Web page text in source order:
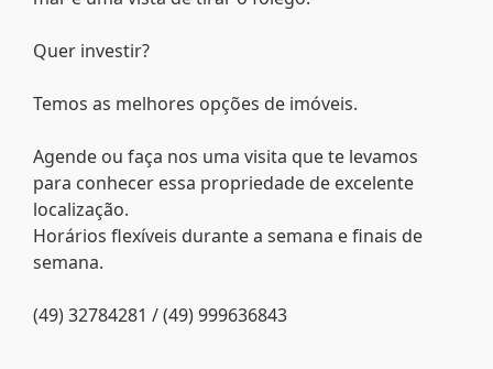
Quer investir?
Temos as melhores opções de imóveis.
Agende ou faça nos uma visita que te levamos
para conhecer essa propriedade de excelente
localização.
Horários flexíveis durante a semana e finais de
semana.
(49) 32784281 / (49) 999636843